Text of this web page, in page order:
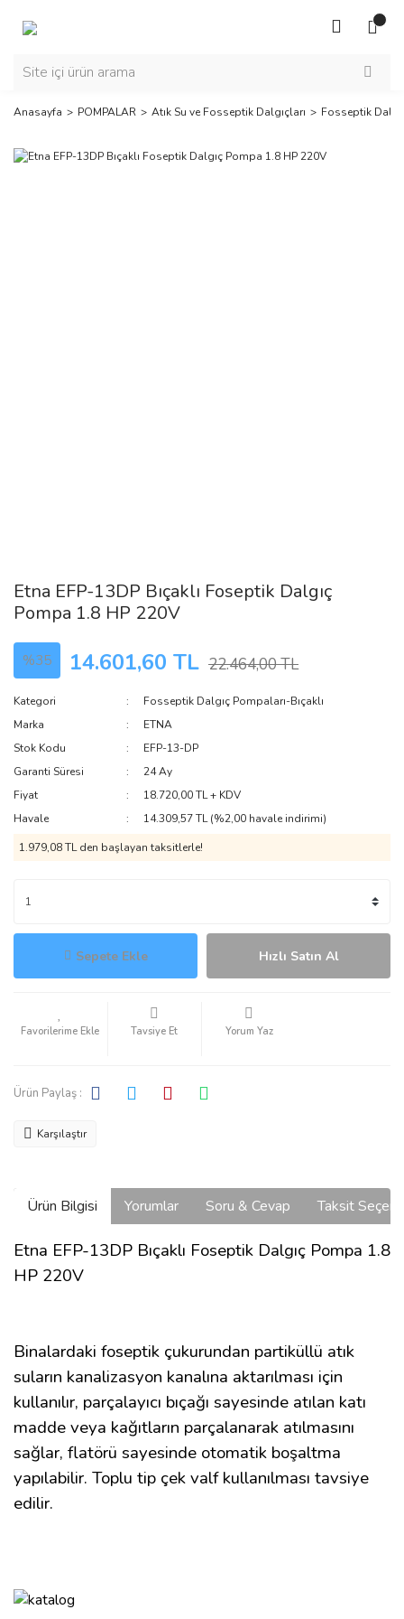
Anasayfa POMPALAR Atık Su ve Fosseptik Dalgıçları Fosseptik
Etna EFP-13DP Bıçaklı Foseptik Dalgıç
Pompa 1.8 HP 220V
%35 14.601,60 TL 22.464,00 TL
Kategori
Fosseptik Dalgıç Pompaları-Bıçaklı
Marka
ETNA
Stok Kodu
EFP-13-DP
Garanti Süresi
24 Ay
Fiyat
18.720,00 TL + KDV
Havale
14.309,57 TL (%2,00 havale indirimi)
1.979,08 TL den başlayan taksitlerle!
Sepete Ekle Hızlı Satın Al
Tavsiye Et Yorum Yaz
Ürün Paylaş :
Karşılaştır
Ürün Bilgisi Yorumlar Soru & Cevap Taksit
Etna EFP-13DP Bıçaklı Foseptik Dalgıç Pompa 1.8
HP 220V
Binalardaki foseptik çukurundan partiküllü atık
suların kanalizasyon kanalına aktarılması için
kullanılır, parçalayıcı bıçağı sayesinde atılan katı
madde veya kağıtların parçalanarak atılmasını
sağlar, flatörü sayesinde otomatik boşaltma
yapılabilir. Toplu tip çek valf kullanılması tavsiye
edilir.